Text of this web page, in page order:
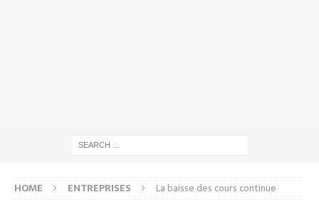
HOME ENTREPRISES La baisse des cours continue